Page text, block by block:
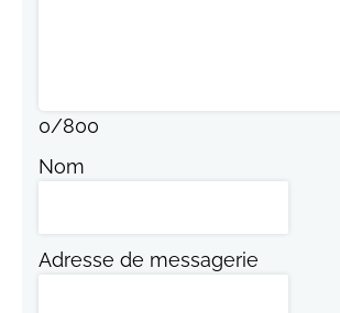
0/800
Nom
Adresse de messagerie